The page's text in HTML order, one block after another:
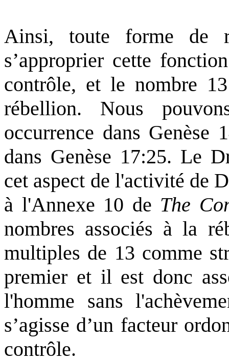
Ainsi, toute forme de
s’approprier cette
contrôle, et le nombre
rébellion. Nous
occurrence dans Genèse
dans Genèse 17:25. Le
cet aspect de l'activité de
à l'Annexe 10 de The
nombres associés à la
multiples de 13 comme
premier et il est donc
l'homme sans
s’agisse d’un facteur
contrôle.